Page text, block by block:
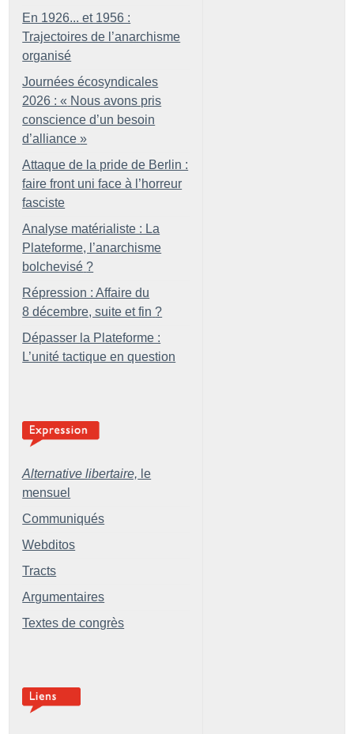
En 1926... et 1956 :
Trajectoires de l’anarchisme
organisé
Journées écosyndicales
2026 : « Nous avons pris
conscience d’un besoin
d’alliance »
Attaque de la pride de Berlin :
faire front uni face à l’horreur
fasciste
Analyse matérialiste : La
Plateforme, l’anarchisme
bolchevisé ?
Répression : Affaire du
8 décembre, suite et fin ?
Dépasser la Plateforme :
L’unité tactique en question
Alternative libertaire, le
mensuel
Communiqués
Webditos
Tracts
Argumentaires
Textes de congrès